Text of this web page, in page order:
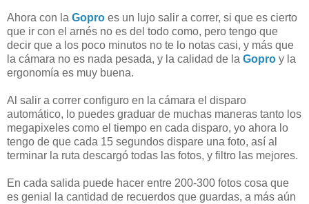
Ahora con la Gopro es un lujo salir a correr, si que es cierto
que ir con el arnés no es del todo como, pero tengo que
decir que a los poco minutos no te lo notas casi, y más que
la cámara no es nada pesada, y la calidad de la Gopro y la
ergonomía es muy buena.
Al salir a correr configuro en la cámara el disparo
automático, lo puedes graduar de muchas maneras tanto los
megapixeles como el tiempo en cada disparo, yo ahora lo
tengo de que cada 15 segundos dispare una foto, así al
terminar la ruta descargó todas las fotos, y filtro las mejores.
En cada salida puede hacer entre 200-300 fotos cosa que
es genial la cantidad de recuerdos que guardas, a más aún